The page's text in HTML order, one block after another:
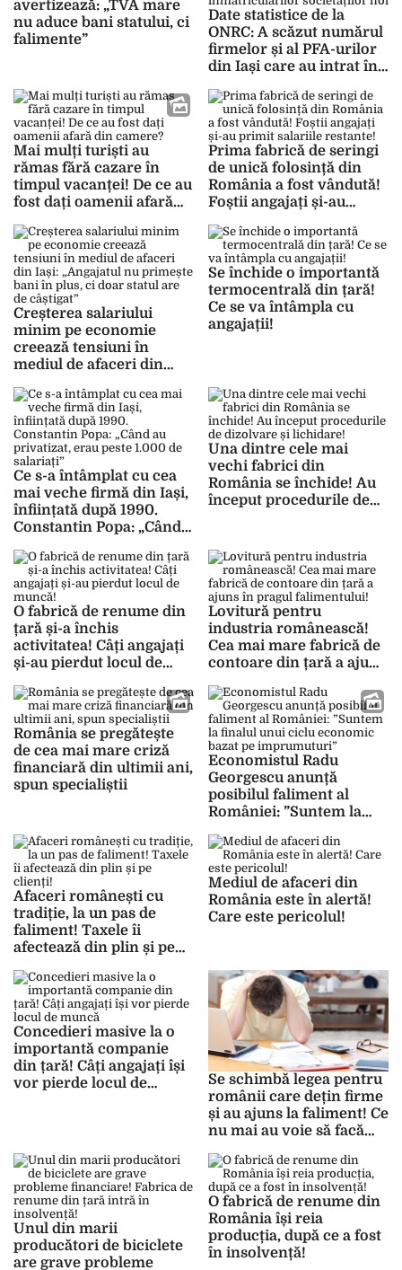
avertizează: „TVA mare
nu aduce bani statului, ci
falimente”
Date statistice de la
ONRC: A scăzut numărul
firmelor și al PFA-urilor
din Iași care au intrat în
înregistrat o creștere a
înmatriculărilor
societăților noi
Mai mulți turiști au
rămas fără cazare în
timpul vacanței! De ce au
fost dați oamenii afară
Prima fabrică de seringi
de unică folosință din
România a fost vândută!
Foștii angajați și-au
Creșterea salariului
minim pe economie
creează tensiuni în
mediul de afaceri din
primește bani în plus, ci
doar statul are de
câștigat”
Se închide o importantă
termocentrală din țară!
Ce se va întâmpla cu
angajații!
Ce s-a întâmplat cu cea
mai veche firmă din Iași,
înființată după 1990.
Constantin Popa: „Când
1.000 de salariați”
Una dintre cele mai
vechi fabrici din
România se închide! Au
început procedurile de
O fabrică de renume din
țară și-a închis
activitatea! Câți angajați
și-au pierdut locul de
Lovitură pentru
industria românească!
Cea mai mare fabrică de
contoare din țară a ajuns
România se pregătește
de cea mai mare criză
financiară din ultimii ani,
spun specialiștii
Economistul Radu
Georgescu anunță
posibilul faliment al
României: ”Suntem la
economic bazat pe
imprumuturi”
Afaceri românești cu
tradiție, la un pas de
faliment! Taxele îi
afectează din plin și pe
Mediul de afaceri din
România este în alertă!
Care este pericolul!
Concedieri masive la o
importantă companie
din țară! Câți angajați își
vor pierde locul de
Se schimbă legea pentru
românii care dețin firme
și au ajuns la faliment! Ce
nu mai au voie să facă
Unul din marii
producători de biciclete
are grave probleme
O fabrică de renume din
România își reia
producția, după ce a fost
în insolvență!